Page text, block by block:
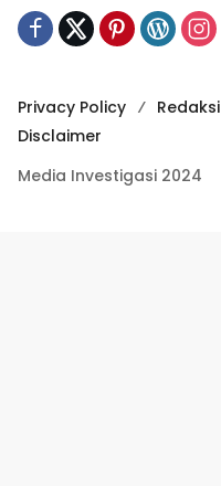
Privacy Policy Redaksi
Disclaimer
Media Investigasi 2024